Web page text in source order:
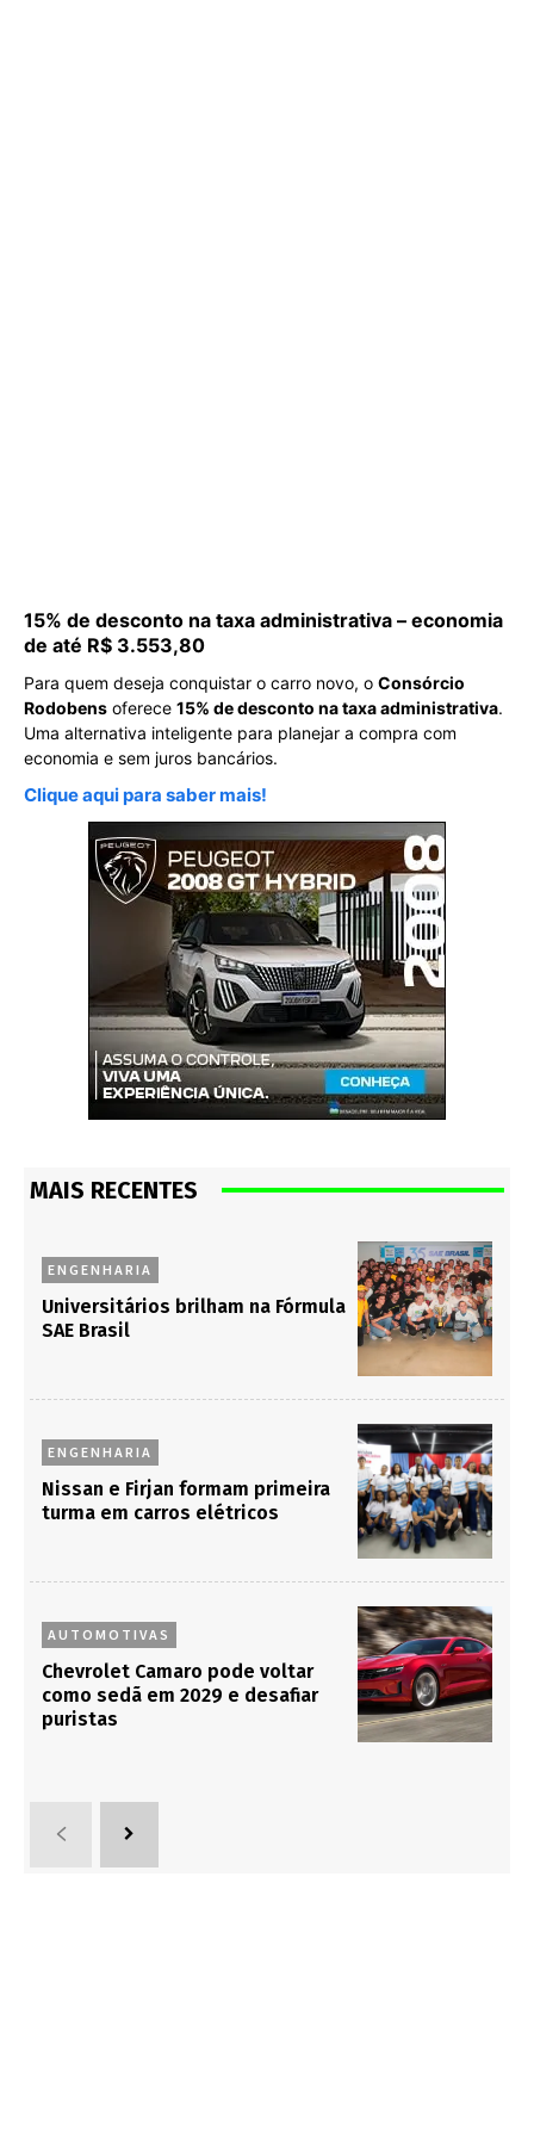
15% de desconto na taxa administrativa – economia
de até R$ 3.553,80
Para quem deseja conquistar o carro novo, o Consórcio
Rodobens oferece 15% de desconto na taxa administrativa.
Uma alternativa inteligente para planejar a compra com
economia e sem juros bancários.
Clique aqui para saber mais!
MAIS RECENTES
ENGENHARIA
Universitários brilham na Fórmula
SAE Brasil
ENGENHARIA
Nissan e Firjan formam primeira
turma em carros elétricos
AUTOMOTIVAS
Chevrolet Camaro pode voltar
como sedã em 2029 e desafiar
puristas